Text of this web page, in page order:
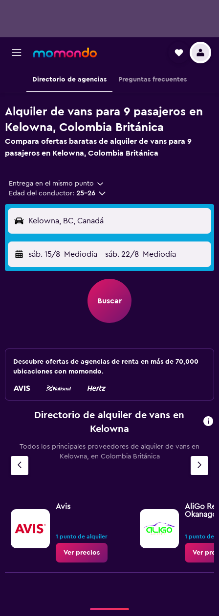
Directorio de agencias Preguntas frecuentes
Alquiler de vans para 9 pasajeros en
Kelowna, Colombia Británica
Compara ofertas baratas de alquiler de vans para 9
pasajeros en Kelowna, Colombia Británica
Entrega en el mismo punto
Edad del conductor: 25-26
Kelowna, BC, Canadá
sáb. 15/8 Mediodía - sáb. 22/8 Mediodía
Buscar
Descubre ofertas de agencias de renta en más de 70,000
ubicaciones con momondo.
Directorio de alquiler de vans en
Kelowna
Todos los principales proveedores de alquiler de vans en
Kelowna, en Colombia Británica
Avis
1 punto de alquiler
Ver precios
AliGo
1 punto de
Ver